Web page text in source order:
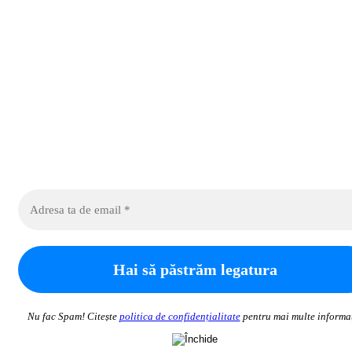
Nu fac Spam! Citește politica de confidențialitatepentru mai multe